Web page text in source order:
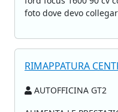
foto dove devo
RIMAPPATURA
AUTOFFICINA GT2